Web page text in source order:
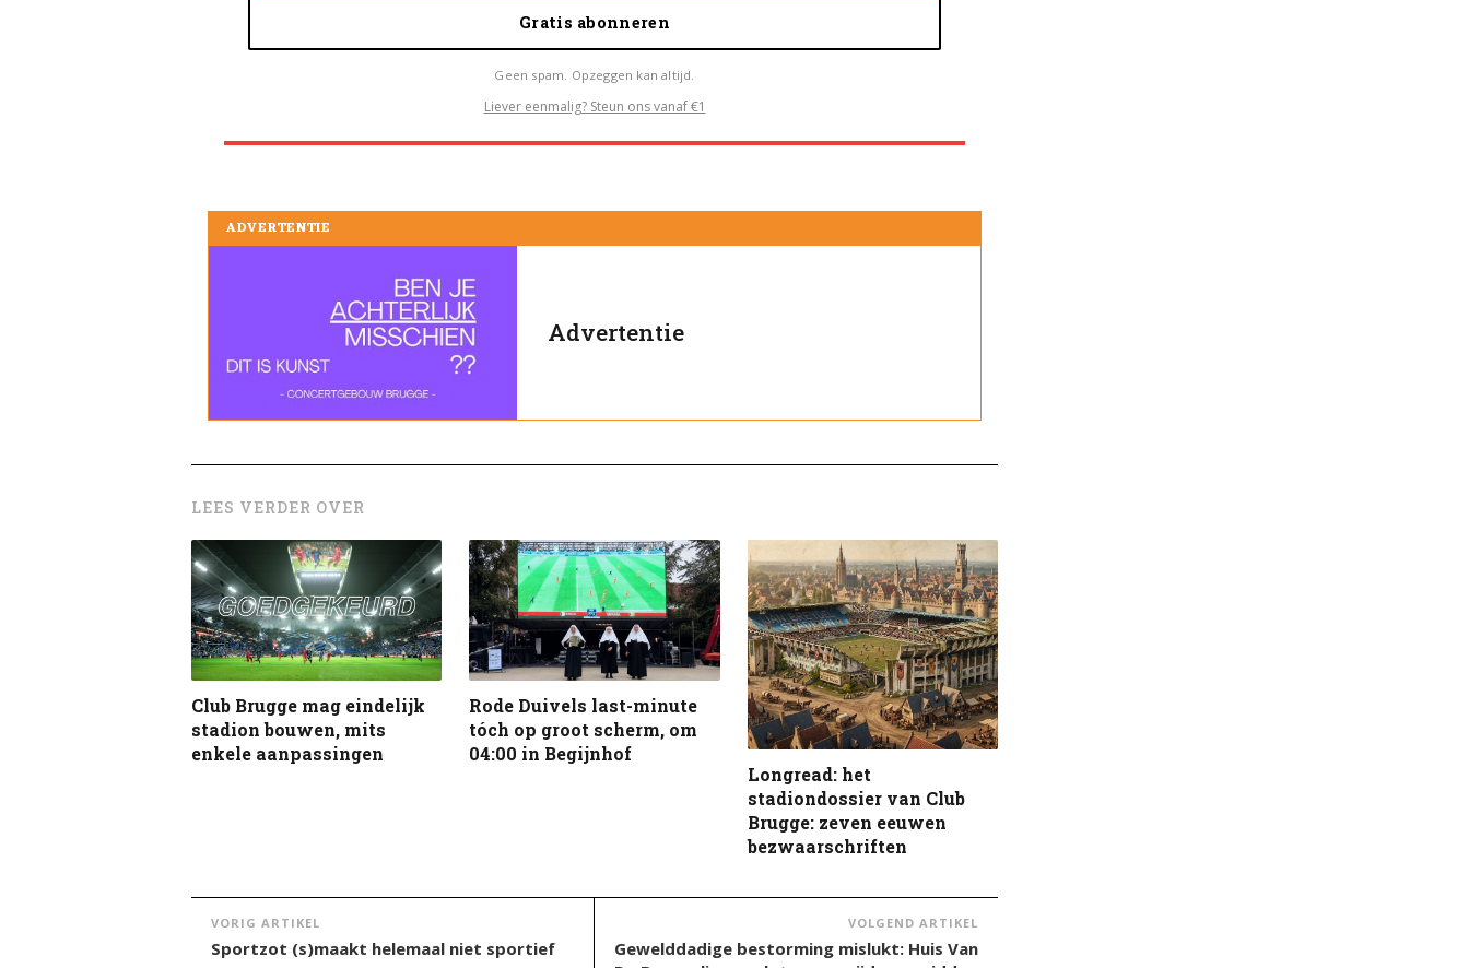
Gratis abonneren
Geen spam. Opzeggen kan altijd.
Liever eenmalig? Steun ons vanaf €1
ADVERTENTIE
Advertentie
LEES VERDER OVER
Club Brugge mag eindelijk
stadion bouwen, mits
enkele aanpassingen
Rode Duivels last-minute
tóch op groot scherm, om
04:00 in Begijnhof
Longread: het
stadiondossier van Club
Brugge: zeven eeuwen
bezwaarschriften
VORIG ARTIKEL
Sportzot (s)maakt helemaal niet sportief
VOLGEND ARTIKEL
Gewelddadige bestorming mislukt: Huis Van